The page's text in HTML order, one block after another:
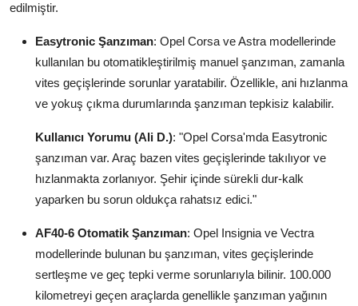
edilmiştir.
Easytronic Şanzıman: Opel Corsa ve Astra modellerinde
kullanılan bu otomatikleştirilmiş manuel şanzıman, zamanla
vites geçişlerinde sorunlar yaratabilir. Özellikle, ani hızlanma
ve yokuş çıkma durumlarında şanzıman tepkisiz kalabilir.
Kullanıcı Yorumu (Ali D.): "Opel Corsa'mda Easytronic
şanzıman var. Araç bazen vites geçişlerinde takılıyor ve
hızlanmakta zorlanıyor. Şehir içinde sürekli dur-kalk
yaparken bu sorun oldukça rahatsız edici."
AF40-6 Otomatik Şanzıman: Opel Insignia ve Vectra
modellerinde bulunan bu şanzıman, vites geçişlerinde
sertleşme ve geç tepki verme sorunlarıyla bilinir. 100.000
kilometreyi geçen araçlarda genellikle şanzıman yağının